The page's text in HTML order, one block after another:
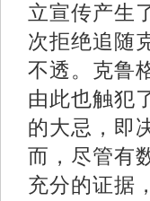
立宣传产生
次拒绝追随
不透。克鲁
由此也触犯
的大忌，即
而，尽管有
充分的证据